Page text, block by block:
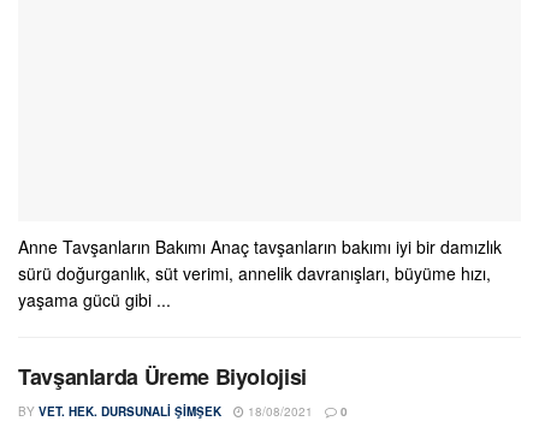
Anne Tavşanların Bakımı Anaç tavşanların bakımı iyi bir damızlık
sürü doğurganlık, süt verimi, annelik davranışları, büyüme hızı,
yaşama gücü gibi ...
Tavşanlarda Üreme Biyolojisi
BY VET. HEK. DURSUNALI ŞIMŞEK 18/08/2021 0